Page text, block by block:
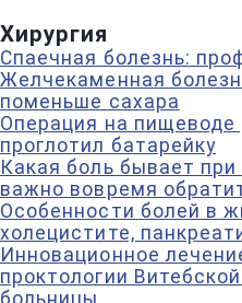
Хирургия
Спаечная болезнь:
Желчекаменная
поменьше сахара
Операция на пищеводе
проглотил батарейку
Какая боль бывает
важно вовремя
Особенности болей в
холецистите,
Инновационное
проктологии
больницы